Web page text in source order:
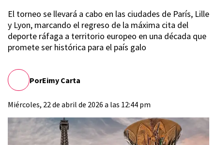
El torneo se llevará a cabo en las ciudades de París, Lille
y Lyon, marcando el regreso de la máxima cita del
deporte ráfaga a territorio europeo en una década que
promete ser histórica para el país galo
PorEimy Carta
Miércoles, 22 de abril de 2026 a las 12:44 pm